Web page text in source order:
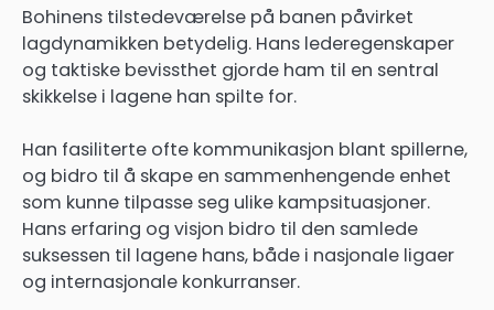
Bohinens tilstedeværelse på banen påvirket
lagdynamikken betydelig. Hans lederegenskaper
og taktiske bevissthet gjorde ham til en sentral
skikkelse i lagene han spilte for.
Han fasiliterte ofte kommunikasjon blant spillerne,
og bidro til å skape en sammenhengende enhet
som kunne tilpasse seg ulike kampsituasjoner.
Hans erfaring og visjon bidro til den samlede
suksessen til lagene hans, både i nasjonale ligaer
og internasjonale konkurranser.